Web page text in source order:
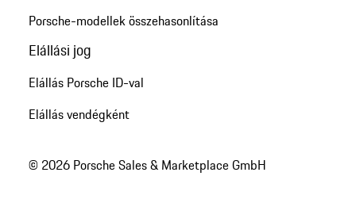
Porsche-modellek összehasonlítása
Elállási jog
Elállás Porsche ID-val
Elállás vendégként
© 2026 Porsche Sales & Marketplace GmbH